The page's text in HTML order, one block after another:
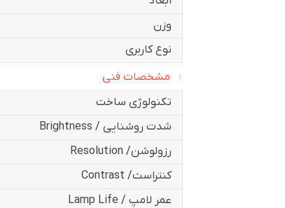
وزن
نوع کاربری
مشخصات فنی
تکنولوژی ساخت
شدت روشنایی / Brightness
رزولوشن/ Resolution
کنتراست/ Contrast
عمر لامپ / Lamp Life